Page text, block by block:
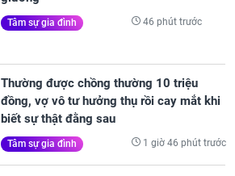
Tâm sự gia đình 46 phút trước
Thường được chồng thường 10 triệu
đồng, vợ vô tư hưởng thụ rồi cay mắt khi
biết sự thật đằng sau
Tâm sự gia đình 1 giờ 46 phút trước